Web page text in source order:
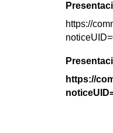
https://
https://